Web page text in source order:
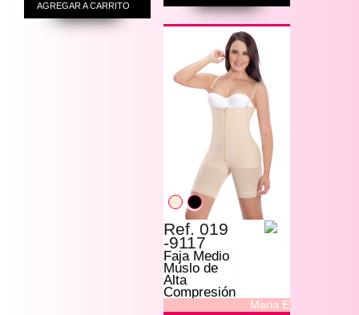
AGREGAR A CARRITO
Ref. 019
-9117
Faja Medio
Muslo de
Alta
Compresión
Maria E